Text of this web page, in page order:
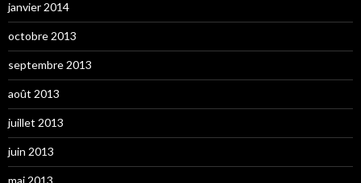
janvier 2014
octobre 2013
septembre 2013
août 2013
juillet 2013
juin 2013
mai 2013